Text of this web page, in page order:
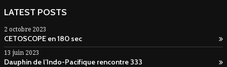
LATEST POSTS
2 octobre 2023
CETOSCOPE en 180 sec
13 juin 2023
Dauphin de l’Indo-Pacifique rencontre 333